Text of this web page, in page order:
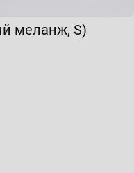
меланж, S)